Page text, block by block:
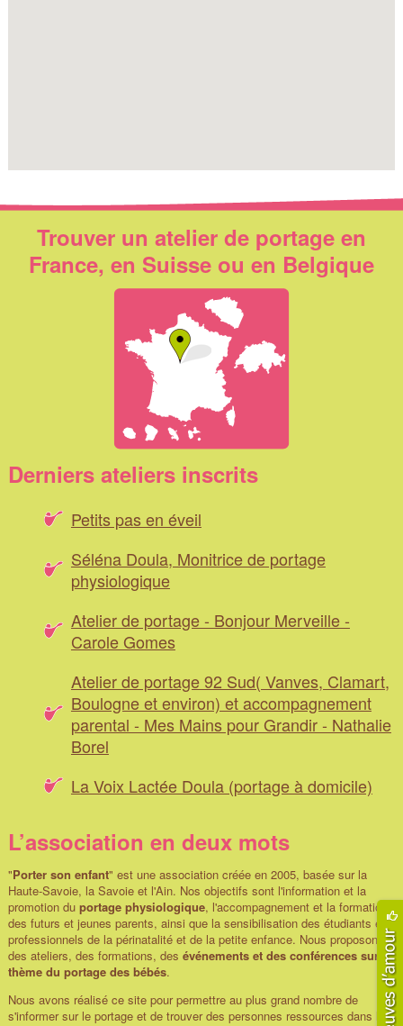
Trouver un atelier de portage en
France, en Suisse ou en Belgique
Derniers ateliers inscrits
Petits pas en éveil
Séléna Doula, Monitrice de portage
physiologique
Atelier de portage - Bonjour Merveille -
Carole Gomes
Atelier de portage 92 Sud( Vanves, Clamart,
Boulogne et environ) et accompagnement
parental - Mes Mains pour Grandir - Nathalie
Borel
La Voix Lactée Doula (portage à domicile)
L’association en deux mots
"Porter son enfant" est une association créée en 2005, basée sur la
Haute-Savoie, la Savoie et l'Ain. Nos objectifs sont l'information et la
promotion du portage physiologique, l'accompagnement et la formation
des futurs et jeunes parents, ainsi que la sensibilisation des étudiants et
professionnels de la périnatalité et de la petite enfance. Nous proposons
des ateliers, des formations, des événements et des conférences sur le
thème du portage des bébés.
Nous avons réalisé ce site pour permettre au plus grand nombre de
s'informer sur le portage et de trouver des personnes ressources dans leur